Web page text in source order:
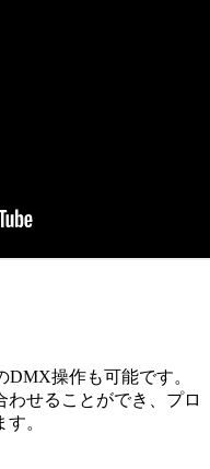
DMX操作も可能です。
せることができ、プロ
。